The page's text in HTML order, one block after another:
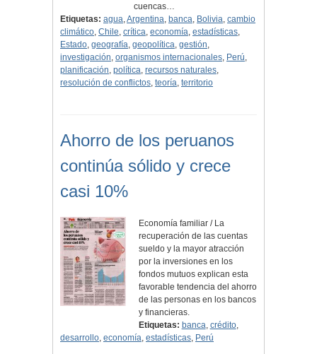
cuencas…
Etiquetas: agua,Argentina, banca, Bolivia, cambio
climático, Chile, crítica, economía, estadísticas,
Estado, geografía, geopolítica, gestión,
investigación, organismos internacionales, Perú,
planificación, política, recursos naturales,
resolución de conflictos, teoría, territorio
Ahorro de los peruanos
continúa sólido y crece
casi 10%
Economía familiar / La
recuperación de las cuentas
sueldo y la mayor atracción
por la inversiones en los
fondos mutuos explican esta
favorable tendencia del ahorro
de las personas en los bancos
y financieras.
Etiquetas: banca, crédito,
desarrollo, economía, estadísticas, Perú